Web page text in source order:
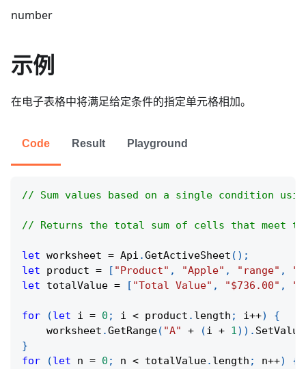
number
示例
在电子表格中将满足给定条件的指定单元格相加。
Code Result Playground
// Sum values based on a single condition
// Returns the total sum of cells that meet
let worksheet = Api .GetActiveSheet ( ) ;
let product = [ "Product" , "Apple" , "range" ,
let totalValue = [ "Total Value" , "$736.00" ,
for (let i = 0 ; i < product . length ; i++)
{
    worksheet
.GetRange( "A" + (i + 1) ) . SetValue
}
for
(let n = 0 ; n < totalValue. length ; n++)
{